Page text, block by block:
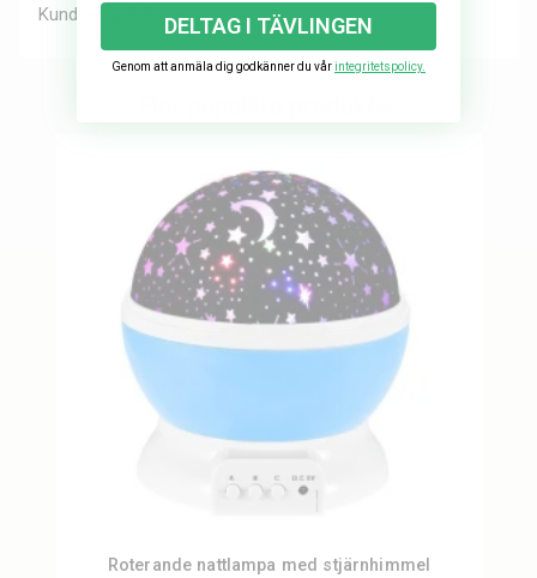
Kundbetyg & Recensioner
Roterande nattlampa med stjärnhimmel
DELTAG I TÄVLINGEN
Genom att anmäla dig godkänner du vårintegritetspolicy.